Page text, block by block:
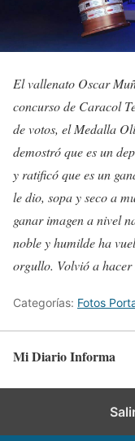
El vallenato Oscar
concurso de Caracol
de votos, el Medalla
demostró que es un
y ratificó que es un
le dio, sopa y seco a
ganar imagen a nivel
noble y humilde ha
orgullo. Volvió a hacer
Categorías: Fotos
Mi Diario Informa